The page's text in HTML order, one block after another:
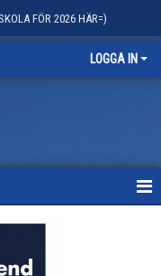
FÖR 2026 HÄR=)
LOGGA IN